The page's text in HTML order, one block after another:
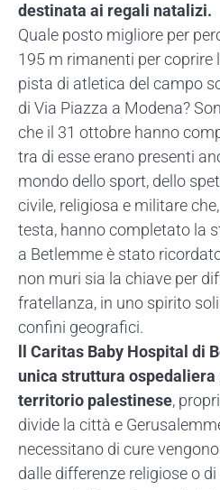
destinata ai regali natalizi.
Quale posto migliore per
195 m rimanenti per coprire
pista di atletica del campo
di Via Piazza a Modena?
che il 31 ottobre hanno
tra di esse erano presenti
mondo dello sport, dello
civile, religiosa e militare
testa, hanno completato la
a Betlemme è stato
non muri sia la chiave per
fratellanza, in uno spirito
confini geografici.
ll Caritas Baby Hospital di
unica struttura
territorio palestinese,
divide la città e
necessitano di cure
dalle differenze religiose o